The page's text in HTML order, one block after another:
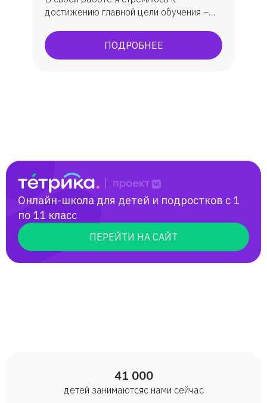
достижению главной цели обучения –
учащихся. Стараюсь отыскать приемы и
методы, которые шаг за шагом
ПОДРОБНЕЕ
Онлайн-школа для детей и подростков с 1
по 11 класс
ПЕРЕЙТИ НА САЙТ
41 000
детей занимаются с нами сейчас